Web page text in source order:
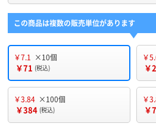
この商品は複数の販売単位があります
￥7.1 ×10個
￥71 (税込)
￥
￥
￥3.84 ×100個
￥384 (税込)
￥
￥